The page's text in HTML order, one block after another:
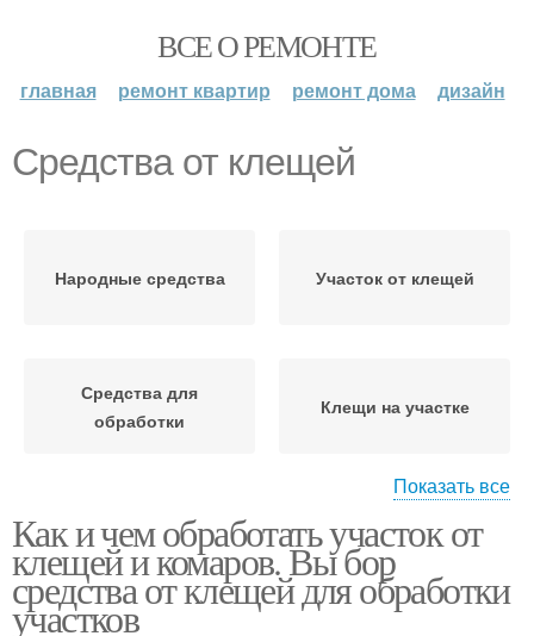
ВСЕ О РЕМОНТЕ
главная ремонт квартир ремонт дома дизайн
Средства от клещей
Народные средства Участок от клещей
Средства для
обработки
Клещи на участке
Обработка от клещей Собака от клещей
Показать все
Как и чем обработать участок от
клещей и комаров. Вы бор
средства от клещей для обработки
участков